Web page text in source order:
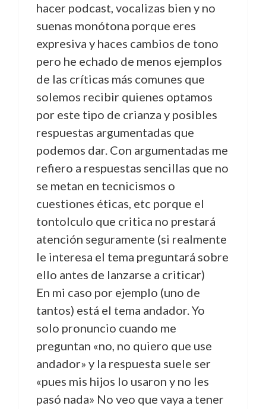
hacer podcast, vocalizas bien y no
suenas monótona porque eres
expresiva y haces cambios de tono
pero he echado de menos ejemplos
de las críticas más comunes que
solemos recibir quienes optamos
por este tipo de crianza y posibles
respuestas argumentadas que
podemos dar. Con argumentadas me
refiero a respuestas sencillas que no
se metan en tecnicismos o
cuestiones éticas, etc porque el
tontolculo que critica no prestará
atención seguramente (si realmente
le interesa el tema preguntará sobre
ello antes de lanzarse a criticar)
En mi caso por ejemplo (uno de
tantos) está el tema andador. Yo
solo pronuncio cuando me
preguntan «no, no quiero que use
andador» y la respuesta suele ser
«pues mis hijos lo usaron y no les
pasó nada» No veo que vaya a tener